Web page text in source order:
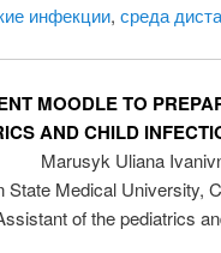
инфекции, среда
MOODLE TO
AND CHILD
Marusyk Uliana
State Medical University,
of the pediatrics